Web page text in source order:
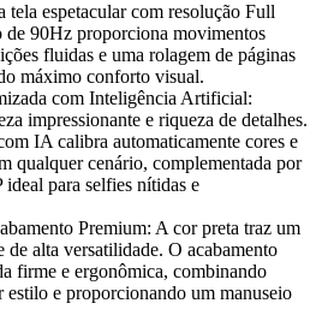
tela espetacular com resolução Full
90Hz proporciona movimentos
fluidas e uma rolagem de páginas
máximo conforto visual.
com Inteligência Artificial:
impressionante e riqueza de detalhes.
IA calibra automaticamente cores e
qualquer cenário, complementada por
para selfies nítidas e
Premium: A cor preta traz um
de alta versatilidade. O acabamento
firme e ergonômica, combinando
estilo e proporcionando um manuseio